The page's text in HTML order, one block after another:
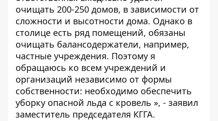
очищать 200-250 домов, в зависимости от
сложности и высотности дома. Однако в
столице есть ряд помещений, обязаны
очищать балансодержатели, например,
частные учреждения. Поэтому я
обращаюсь ко всем учреждений и
организаций независимо от формы
собственности: необходимо обеспечить
уборку опасной льда с кровель », - заявил
заместитель председателя КГГА.